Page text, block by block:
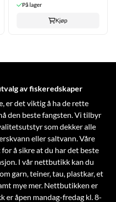
På lager
Kjøp
av fiskeredskaper
er det viktig å ha de rette
den beste fangsten. Vi tilbyr
som dekker alle
eller saltvann. Våre
å sikre at du har det beste
I vår nettbutikk kan du
garn, teiner, tau, plastkar, et
mye mer. Nettbutikken er
er åpen mandag-fredag kl. 8-